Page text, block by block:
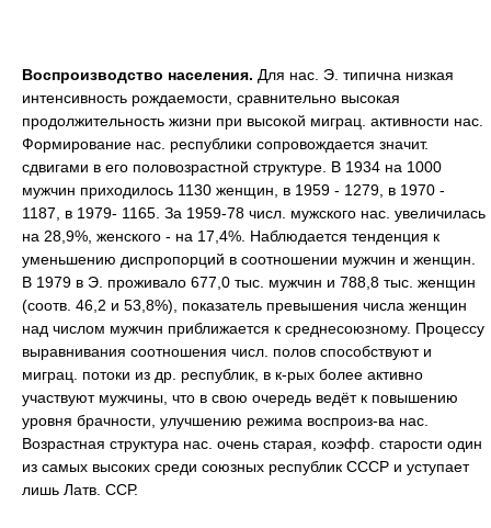
Воспроизводство населения. Для нас. Э. типична низкая
интенсивность рождаемости, сравнительно высокая
продолжительность жизни при высокой миграц. активности нас.
Формирование нас. республики сопровождается значит.
сдвигами в его половозрастной структуре. В 1934 на 1000
мужчин приходилось 1130 женщин, в 1959 - 1279, в 1970 -
1187, в 1979- 1165. За 1959-78 числ. мужского нас. увеличилась
на 28,9%, женского - на 17,4%. Наблюдается тенденция к
уменьшению диспропорций в соотношении мужчин и женщин.
В 1979 в Э. проживало 677,0 тыс. мужчин и 788,8 тыс. женщин
(соотв. 46,2 и 53,8%), показатель превышения числа женщин
над числом мужчин приближается к среднесоюзному. Процессу
выравнивания соотношения числ. полов способствуют и
миграц. потоки из др. республик, в к-рых более активно
участвуют мужчины, что в свою очередь ведёт к повышению
уровня брачности, улучшению режима воспроиз-ва нас.
Возрастная структура нас. очень старая, коэфф. старости один
из самых высоких среди союзных республик СССР и уступает
лишь Латв. ССР.